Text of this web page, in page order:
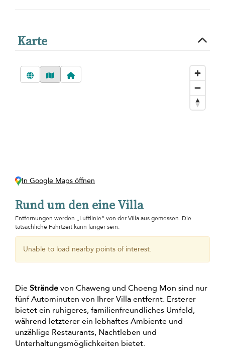
Karte
In Google Maps öffnen
Rund um den eine Villa
Entfernungen werden „Luftlinie“ von der Villa aus gemessen. Die
tatsächliche Fahrtzeit kann länger sein.
Unable to load nearby points of interest.
DieSträndevon Chaweng und Choeng Mon sind nur
fünf Autominuten von Ihrer Villa entfernt. Ersterer
bietet ein ruhigeres, familienfreundliches Umfeld,
während letzterer ein lebhaftes Ambiente und
unzählige Restaurants, Nachtleben und
Unterhaltungsmöglichkeiten bietet.